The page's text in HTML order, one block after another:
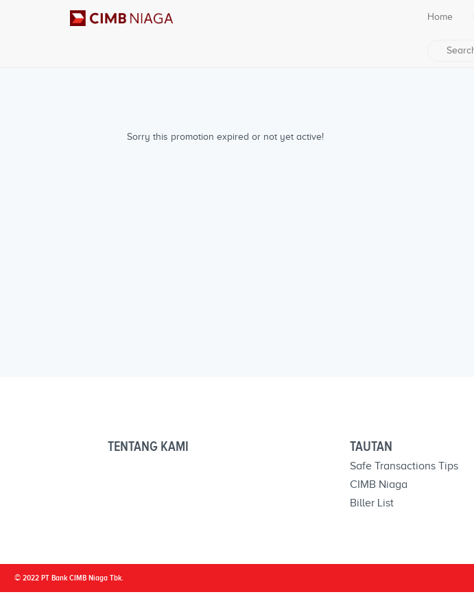
Sorry this promotion expired or not yet active!
Home
TENTANG KAMI TAUTAN
Safe Transactions Tips
CIMB Niaga
Biller List
© 2022 PT Bank CIMB Niaga Tbk.